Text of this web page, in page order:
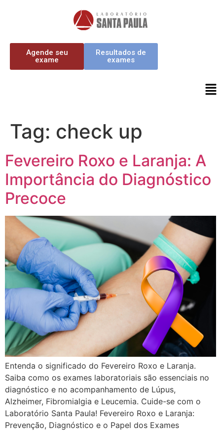
Agende seu
exame
Resultados de
exames
Tag: check up
Fevereiro Roxo e Laranja: A
Importância do Diagnóstico
Precoce
Entenda o significado do Fevereiro Roxo e Laranja.
Saiba como os exames laboratoriais são essenciais no
diagnóstico e no acompanhamento de Lúpus,
Alzheimer, Fibromialgia e Leucemia. Cuide-se com o
Laboratório Santa Paula! Fevereiro Roxo e Laranja:
Prevenção, Diagnóstico e o Papel dos Exames